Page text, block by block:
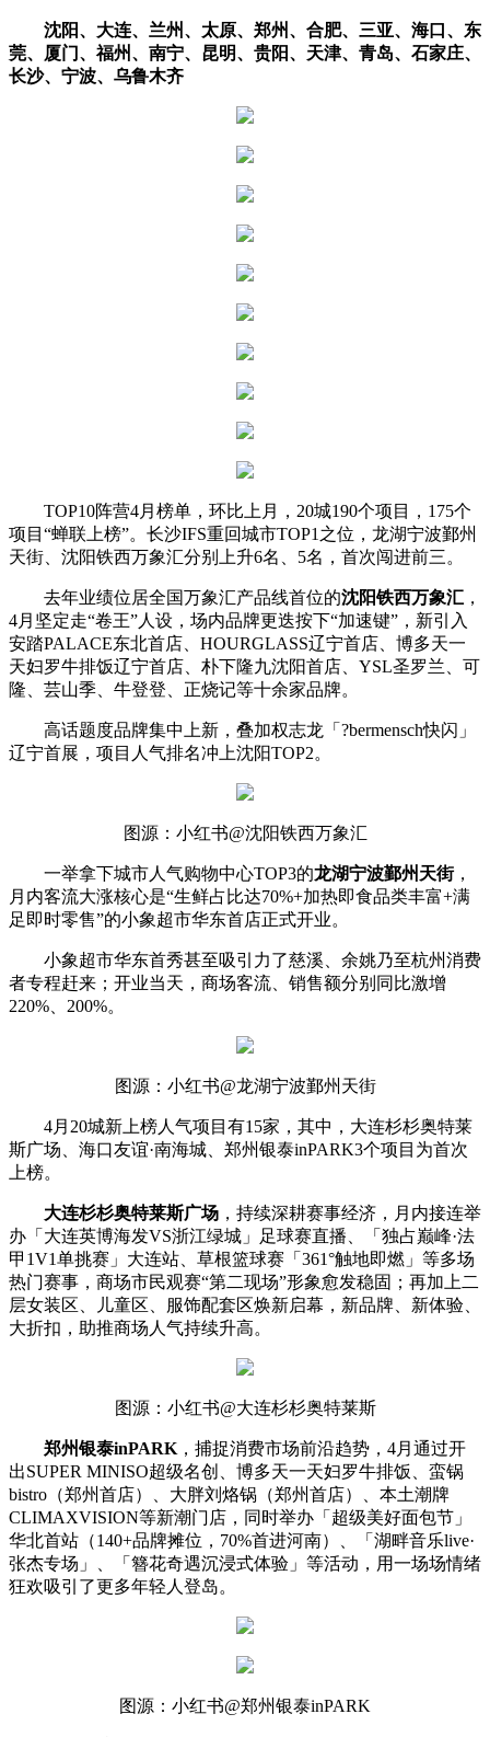
沈阳、大连、兰州、太原、郑州、合肥、三亚、海口、东
莞、厦门、福州、南宁、昆明、贵阳、天津、青岛、石家庄、
长沙、宁波、乌鲁木齐
TOP10阵营4月榜单，环比上月，20城190个项目，175个
项目“蝉联上榜”。长沙IFS重回城市TOP1之位，龙湖宁波鄞州
天街、沈阳铁西万象汇分别上升6名、5名，首次闯进前三。
去年业绩位居全国万象汇产品线首位的沈阳铁西万象汇 ，
4月坚定走“卷王”人设，场内品牌更迭按下“加速键”，新引入
安踏PALACE东北首店、HOURGLASS辽宁首店、博多天一
天妇罗牛排饭辽宁首店、朴下隆九沈阳首店、YSL圣罗兰、可
隆、芸山季、牛登登、正烧记等十余家品牌。
高话题度品牌集中上新，叠加权志龙「?bermensch快闪」
辽宁首展，项目人气排名冲上沈阳TOP2。
图源：小红书@沈阳铁西万象汇
一举拿下城市人气购物中心TOP3的龙湖宁波鄞州天街，
月内客流大涨核心是“生鲜占比达70%+加热即食品类丰富+满
足即时零售”的小象超市华东首店正式开业。
小象超市华东首秀甚至吸引力了慈溪、余姚乃至杭州消费
者专程赶来；开业当天，商场客流、销售额分别同比激增
220%、200%。
图源：小红书@龙湖宁波鄞州天街
4月20城新上榜人气项目有15家，其中，大连杉杉奥特莱
斯广场、海口友谊·南海城、郑州银泰inPARK3个项目为首次
上榜。
大连杉杉奥特莱斯广场 ，持续深耕赛事经济，月内接连举
办「大连英博海发VS浙江绿城」足球赛直播、「独占巅峰·法
甲1V1单挑赛」大连站、草根篮球赛「361°触地即燃」等多场
热门赛事，商场市民观赛“第二现场”形象愈发稳固；再加上二
层女装区、儿童区、服饰配套区焕新启幕，新品牌、新体验、
大折扣，助推商场人气持续升高。
图源：小红书@大连杉杉奥特莱斯
郑州银泰inPARK ，捕捉消费市场前沿趋势，4月通过开
出SUPER MINISO超级名创、博多天一天妇罗牛排饭、蛮锅
bistro（郑州首店）、大胖刘烙锅（郑州首店）、本土潮牌
CLIMAXVISION等新潮门店，同时举办「超级美好面包节」
华北首站（140+品牌摊位，70%首进河南）、「湖畔音乐live·
张杰专场」、「簪花奇遇沉浸式体验」等活动，用一场场情绪
狂欢吸引了更多年轻人登岛。
图源：小红书@郑州银泰inPARK